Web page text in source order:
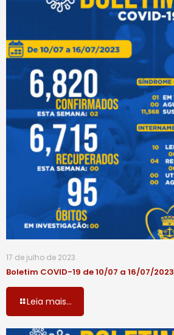
17 de julho de 2023
Boletim COVID-19 de 10/07 a 16/07/2023
Leia mais...